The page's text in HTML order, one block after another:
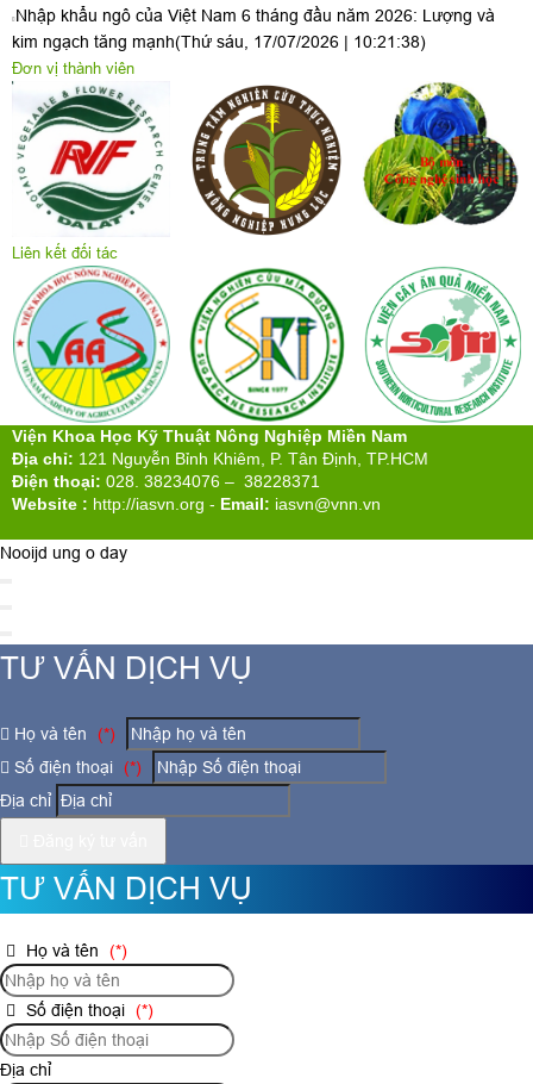
Nhập khẩu ngô của Việt Nam 6 tháng đầu năm 2026: Lượng và
kim ngạch tăng mạnh(Thứ sáu, 17/07/2026 | 10:21:38)
Đơn vị thành viên
Liên kết đối tác
Viện Khoa Học Kỹ Thuật Nông Nghiệp Miền Nam
Địa chỉ: 121 Nguyễn Bỉnh Khiêm, P. Tân Định, TP.HCM
Điện thoại: 028. 38234076 – 38228371
Website : http://iasvn.org - Email: iasvn@vnn.vn
Nooijd ung o day
TƯ VẤN DỊCH VỤ
Họ và tên
(*)
Số điện thoại
(*)
Địa chỉ
TƯ VẤN DỊCH VỤ
Họ và tên (*)
Số điện thoại (*)
Địa chỉ